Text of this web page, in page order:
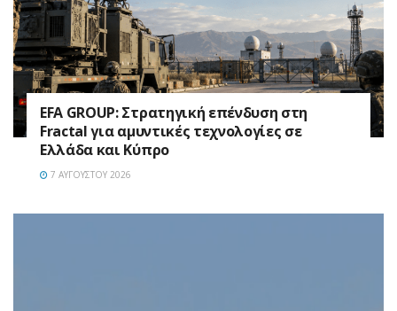
EFA GROUP: Στρατηγική επένδυση στη
Fractal για αμυντικές τεχνολογίες σε
Ελλάδα και Κύπρο
7 ΑΥΓΟΎΣΤΟΥ 2026